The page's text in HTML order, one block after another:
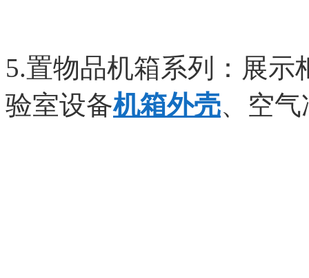
5.置物品机箱系列：展
验室设备机箱外壳、空